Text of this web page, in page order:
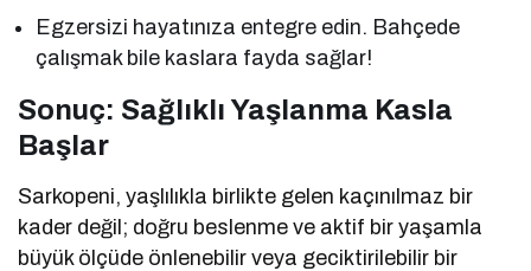
Egzersizi hayatınıza entegre edin. Bahçede
çalışmak bile kaslara fayda sağlar!
Sonuç: Sağlıklı Yaşlanma Kasla
Başlar
Sarkopeni, yaşlılıkla birlikte gelen kaçınılmaz bir
kader değil; doğru beslenme ve aktif bir yaşamla
büyük ölçüde önlenebilir veya geciktirilebilir bir